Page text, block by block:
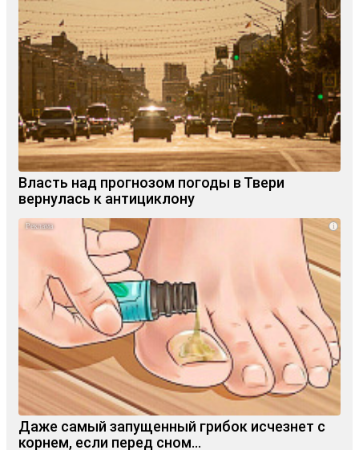
Власть над прогнозом погоды в Твери
вернулась к антициклону
i
Даже самый запущенный грибок исчезнет с
корнем, если перед сном…